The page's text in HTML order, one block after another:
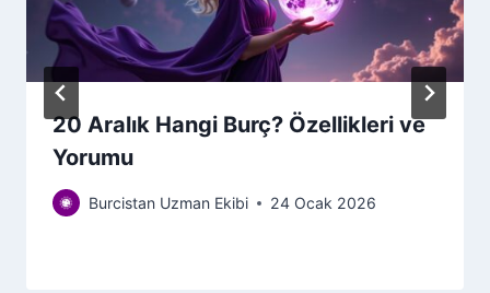
20 Aralık Hangi Burç? Özellikleri ve
Yorumu
Burcistan Uzman Ekibi 24 Ocak 2026